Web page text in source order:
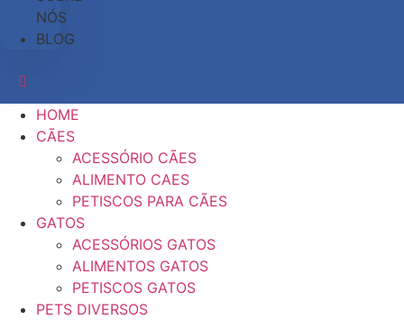
NÓS
BLOG
HOME
CÃES
ACESSÓRIO CÃES
ALIMENTO CAES
PETISCOS PARA CÃES
GATOS
ACESSÓRIOS GATOS
ALIMENTOS GATOS
PETISCOS GATOS
PETS DIVERSOS